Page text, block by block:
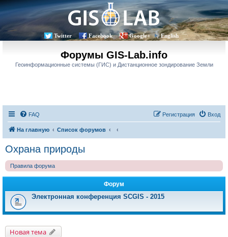
Twitter Facebook Google+ English
Форумы GIS-Lab.info
Геоинформационные системы (ГИС) и Дистанционное зондирование Земли
FAQ Вход
Регистрация
На главную Список форумов
Охрана природы
Правила форума
Форум
Электронная конференция SCGIS - 2015
Новая тема